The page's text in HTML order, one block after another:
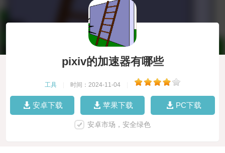
pixiv的加速器有哪些
工具 时间：2024-11-04
安卓下载 苹果下载 PC下载
安卓市场，安全绿色